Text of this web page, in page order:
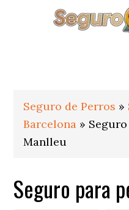
Seguro de Perros »
Barcelona »
Manlleu
Seguro para